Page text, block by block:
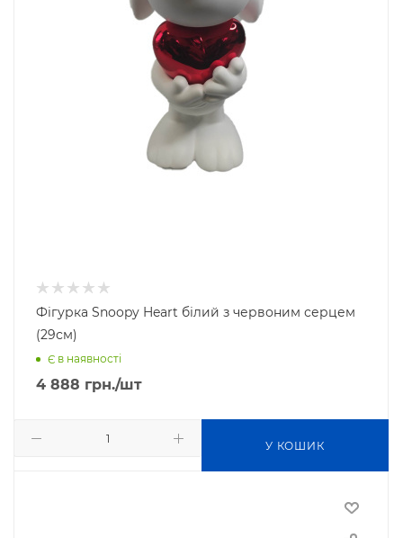
Фігурка Snoopy Heart білий з червоним серцем
(29см)
Є в наявності
4 888 грн./шт
У КОШИК